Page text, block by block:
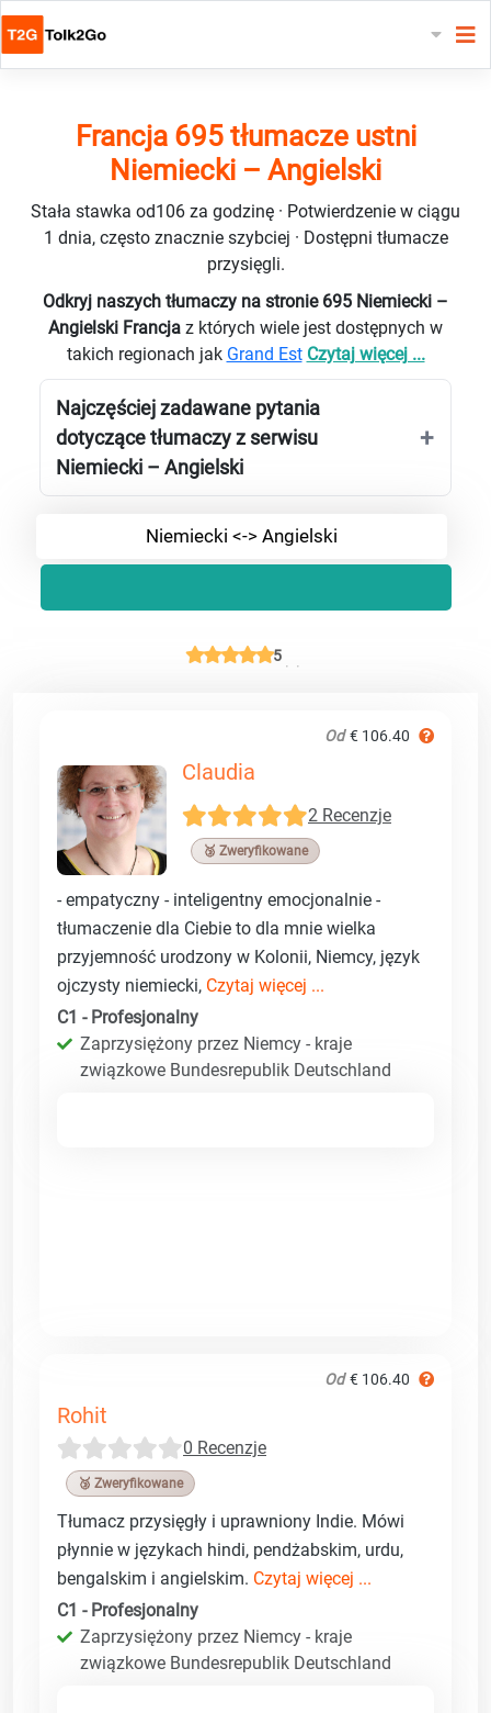
Francja 695 tłumacze ustni
Niemiecki – Angielski
Stała stawka od106 za godzinę · Potwierdzenie w ciągu
1 dnia, często znacznie szybciej · Dostępni tłumacze
przysięgli.
Odkryj naszych tłumaczy na stronie 695 Niemiecki –
Angielski Francja z których wiele jest dostępnych w
takich regionach jak Grand Est Czytaj więcej ...
Najczęściej zadawane pytania
dotyczące tłumaczy z serwisu
Niemiecki – Angielski
Niemiecki <-> Angielski
5
Od € 106.40
Claudia
2 Recenzje
🥉 Zweryfikowane
- empatyczny - inteligentny emocjonalnie -
tłumaczenie dla Ciebie to dla mnie wielka
przyjemność urodzony w Kolonii, Niemcy, język
ojczysty niemiecki, Czytaj więcej ...
C1 - Profesjonalny
Zaprzysiężony przez Niemcy - kraje
związkowe Bundesrepublik Deutschland
Od € 106.40
Rohit
0 Recenzje
🥉 Zweryfikowane
Tłumacz przysięgły i uprawniony Indie. Mówi
płynnie w językach hindi, pendżabskim, urdu,
bengalskim i angielskim. Czytaj więcej ...
C1 - Profesjonalny
Zaprzysiężony przez Niemcy - kraje
związkowe Bundesrepublik Deutschland